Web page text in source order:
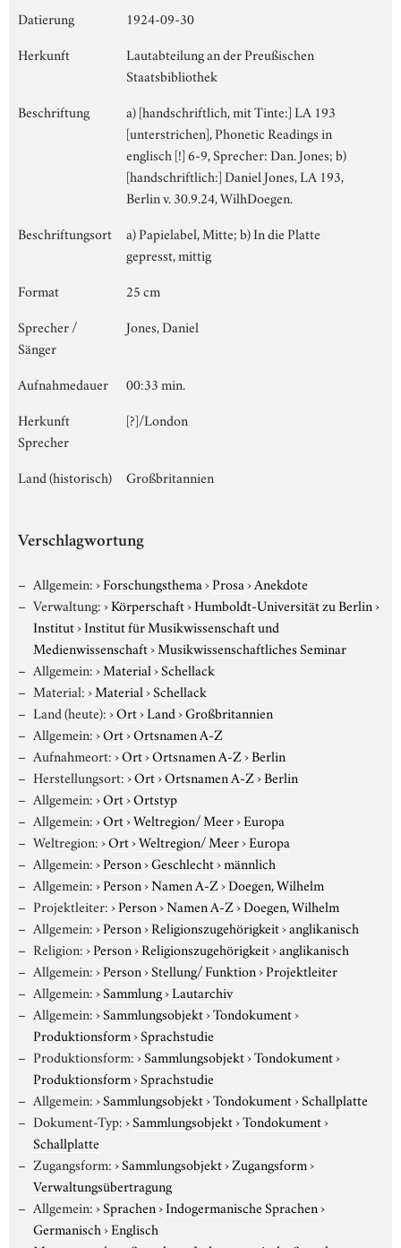
Datierung
1924-09-30
Herkunft
Lautabteilung an der Preußischen
Staatsbibliothek
Beschriftung
a) [handschriftlich, mit Tinte:] LA 193
[unterstrichen], Phonetic Readings in
englisch [!] 6-9, Sprecher: Dan. Jones; b)
[handschriftlich:] Daniel Jones, LA 193,
Berlin v. 30.9.24, WilhDoegen.
Beschriftungsort
a) Papielabel, Mitte; b) In die Platte
gepresst, mittig
Format
25 cm
Sprecher /
Sänger
Jones, Daniel
Aufnahmedauer
00:33 min.
Herkunft
Sprecher
[?]/London
Land (historisch) Großbritannien
Verschlagwortung
Allgemein:›Forschungsthema›Prosa›Anekdote
Verwaltung:›Körperschaft›Humboldt-Universität zu Berlin›
Institut›Institut für Musikwissenschaft und
Medienwissenschaft›Musikwissenschaftliches Seminar
Allgemein:›Material›Schellack
Material:›Material›Schellack
Land (heute):›Ort›Land›Großbritannien
Allgemein:›Ort›Ortsnamen A-Z
Aufnahmeort:›Ort›Ortsnamen A-Z›Berlin
Herstellungsort:›Ort›Ortsnamen A-Z›Berlin
Allgemein:›Ort›Ortstyp
Allgemein:›Ort›Weltregion/ Meer›Europa
Weltregion:›Ort›Weltregion/ Meer›Europa
Allgemein:›Person›Geschlecht›männlich
Allgemein:›Person›Namen A-Z›Doegen, Wilhelm
Projektleiter:›Person›Namen A-Z›Doegen, Wilhelm
Allgemein:›Person›Religionszugehörigkeit›anglikanisch
Religion:›Person›Religionszugehörigkeit›anglikanisch
Allgemein:›Person›Stellung/ Funktion›Projektleiter
Allgemein:›Sammlung›Lautarchiv
Allgemein:›Sammlungsobjekt›Tondokument›
Produktionsform›Sprachstudie
Produktionsform:›Sammlungsobjekt›Tondokument›
Produktionsform›Sprachstudie
Allgemein:›Sammlungsobjekt›Tondokument›Schallplatte
Dokument-Typ:›Sammlungsobjekt›Tondokument›
Schallplatte
Zugangsform:›Sammlungsobjekt›Zugangsform›
Verwaltungsübertragung
Allgemein:›Sprachen›Indogermanische Sprachen›
Germanisch›Englisch